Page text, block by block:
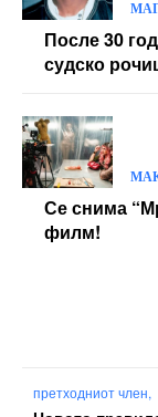
После 30
судско
Се снима
филм!
претходниот член,